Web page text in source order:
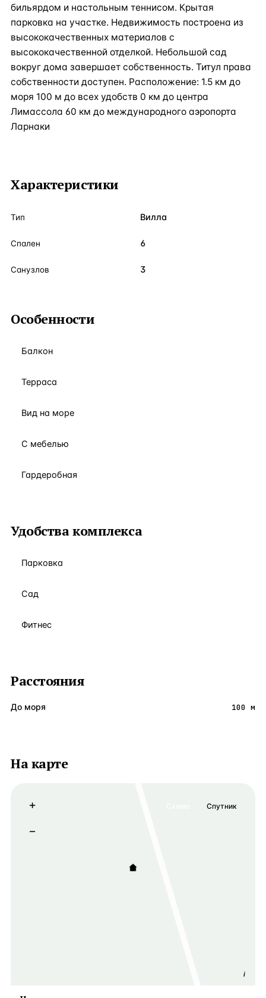
бильярдом и настольным теннисом. Крытая
парковка на участке. Недвижимость построена из
высококачественных материалов с
высококачественной отделкой. Небольшой сад
вокруг дома завершает собственность. Титул права
собственности доступен. Расположение: 1.5 км до
моря 100 м до всех удобств 0 км до центра
Лимассола 60 км до международного аэропорта
Ларнаки
Характеристики
Тип Вилла
Спален 6
Санузлов 3
Особенности
Балкон
Терраса
Вид на море
С мебелью
Гардеробная
Удобства комплекса
Парковка
Сад
Фитнес
Расстояния
До моря 100 м
На карте
i
+
−
Спутник